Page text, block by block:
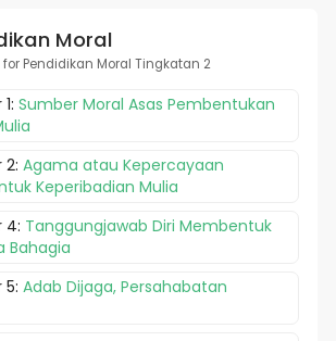
Moral
Pendidikan Moral Tingkatan 2
Sumber Moral Asas Pembentukan
Agama atau Kepercayaan
Keperibadian Mulia
4: Tanggungjawab Diri Membentuk
Bahagia
Adab Dijaga, Persahabatan